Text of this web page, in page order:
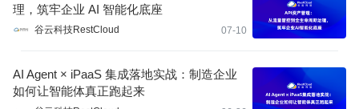
理，筑牢企业 AI 智能化底座
谷云科技RestCloud 07-10
AI Agent × iPaaS 集成落地实战：制造企业
如何让智能体真正跑起来